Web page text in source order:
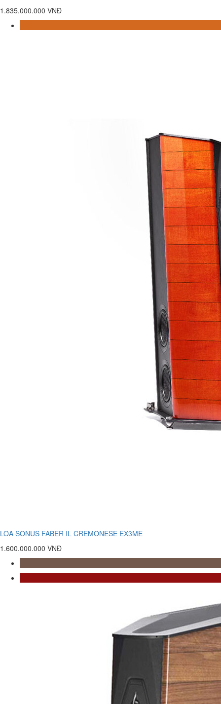
1.835.000.000 VNĐ
LOA SONUS FABER IL CREMONESE EX3ME
1.600.000.000 VNĐ